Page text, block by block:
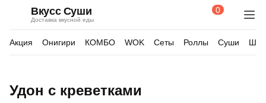
Вкусс Суши
Доставка вкусной еды
ПоискКорзина
0
Акция Онигири КОМБО WOK Сеты Роллы Суши
Удон с креветками
товара